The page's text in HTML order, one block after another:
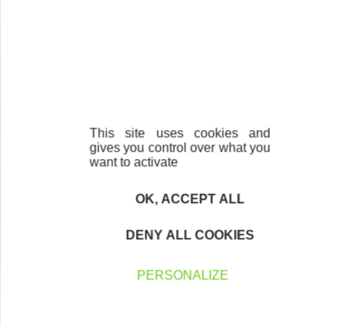
Vous souhaitez vous engager au service des
entrepreneurs ?
Devenez bénévole
This site uses cookies and
gives you control over what you
want to activate
OK, ACCEPT ALL
DENY ALL COOKIES
PERSONALIZE